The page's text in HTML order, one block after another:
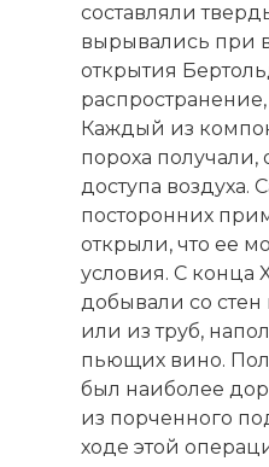
составляли
вырывались при
открытия
Каждый из
пороха получали,
доступа воздуха.
посторонних
открыли, что ее
условия. С конца
добывали со
или из труб,
пьющих вино.
был наиболее
из порченного
ходе этой